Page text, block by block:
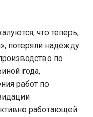
что теперь,
потеряли надежду
по
года,
работ по
работающей